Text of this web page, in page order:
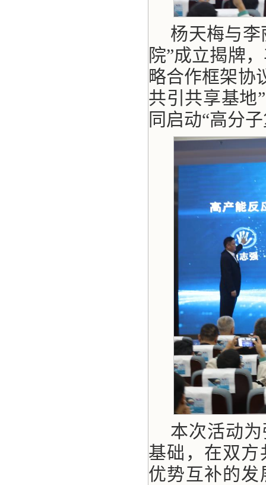
杨天梅与
院”成立揭牌
略合作框架协
共引共享基地
同启动“高分
本次活动
基础，在双
优势互补的